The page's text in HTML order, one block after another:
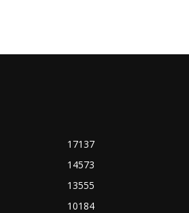
17137
14573
13555
10184